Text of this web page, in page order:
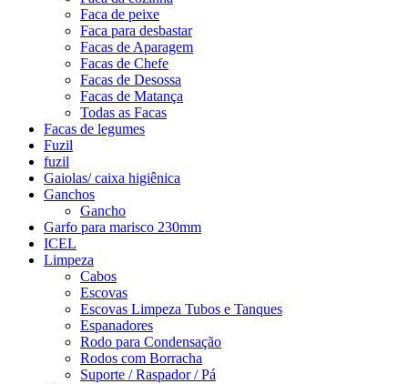
Faca de peixe
Faca para desbastar
Facas de Aparagem
Facas de Chefe
Facas de Desossa
Facas de Matança
Todas as Facas
Facas de legumes
Fuzil
fuzil
Gaiolas/ caixa higiênica
Ganchos
Gancho
Garfo para marisco 230mm
ICEL
Limpeza
Cabos
Escovas
Escovas Limpeza Tubos e Tanques
Espanadores
Rodo para Condensação
Rodos com Borracha
Suporte / Raspador / Pá